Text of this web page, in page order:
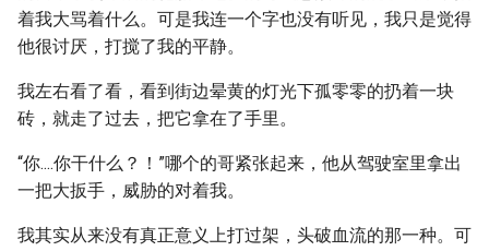
着我大骂着什么。可是我连一个字也没有听见，我只是觉得
他很讨厌，打搅了我的平静。
我左右看了看，看到街边晕黄的灯光下孤零零的扔着一块
砖，就走了过去，把它拿在了手里。
“你....你干什么？！”哪个的哥紧张起来，他从驾驶室里拿出
一把大扳手，威胁的对着我。
我其实从来没有真正意义上打过架，头破血流的那一种。可